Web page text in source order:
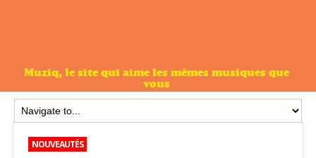
Muziq, le site qui aime les mêmes musiques que
vous
NOUVEAUTÉS